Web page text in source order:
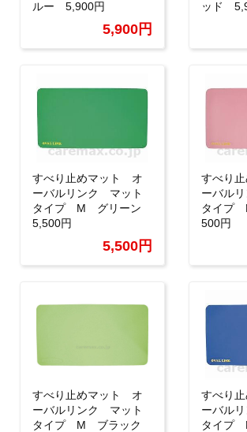
ルー 5,900円
5,900円
ッド
すべり止めマット オ
ーバルリンク マット
タイプ M グリーン
5,500円
5,500円
すべり
ーバル
タイプ
500円
すべり止めマット オ
ーバルリンク マット
タイプ M ブラック
すべり
ーバル
タイプ